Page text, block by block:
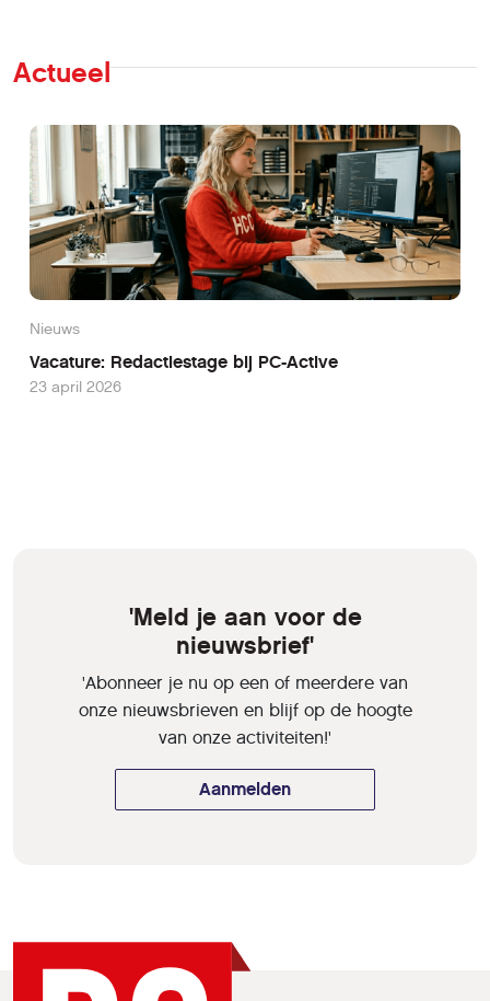
Actueel
Nieuws
Vacature: Redactiestage bij PC-Active
23 april 2026
'Meld je aan voor de
nieuwsbrief'
'Abonneer je nu op een of meerdere van
onze nieuwsbrieven en blijf op de hoogte
van onze activiteiten!'
Aanmelden